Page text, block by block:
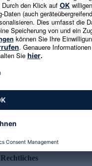
E-Mail-Adresse eingeben
Es gelten die
Kundenbewertung
Rechtliches